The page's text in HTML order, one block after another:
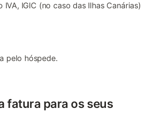
IGIC (no caso das Ilhas Canárias)
pelo hóspede.
fatura para os seus